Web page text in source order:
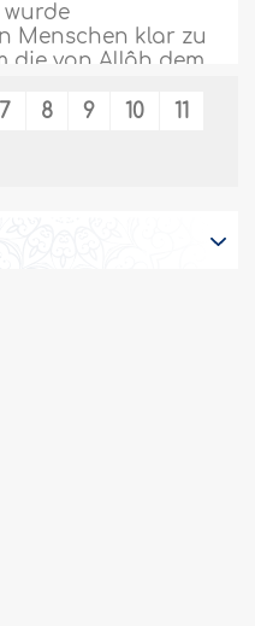
Menschen klar zu
die von Allâh dem
Religion ist.
an Allâh den
man Ihm
folgt und den
7 8 9 10 11